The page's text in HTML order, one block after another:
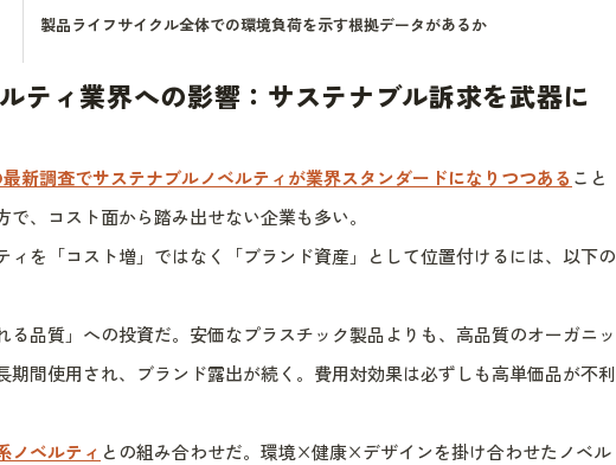
製品ライフサイクル全体での環境負荷を示す根拠データがあるか
ティ業界への影響：サステナブル訴求を武器に
新調査でサステナブルノベルティが業界スタンダードになりつつある こと
で、コスト面から踏み出せない企業も多い。
ィを「コスト増」ではなく「ブランド資産」として位置付けるには、以下の
る品質」への投資だ。安価なプラスチック製品よりも、高品質のオーガニッ
期間使用され、ブランド露出が続く。費用対効果は必ずしも高単価品が不利
ノベルティ との組み合わせだ。環境×健康×デザインを掛け合わせたノベル